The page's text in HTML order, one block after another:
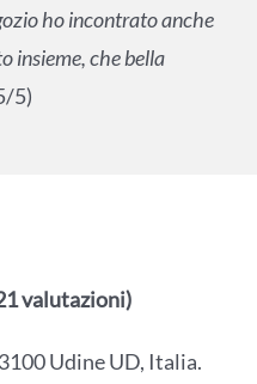
ho incontrato anche
insieme, che bella
5)
valutazioni)
Udine UD, Italia.